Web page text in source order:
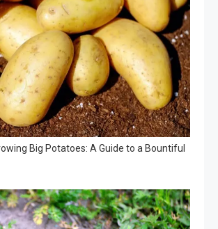
Big Potatoes: A Guide to a Bountiful